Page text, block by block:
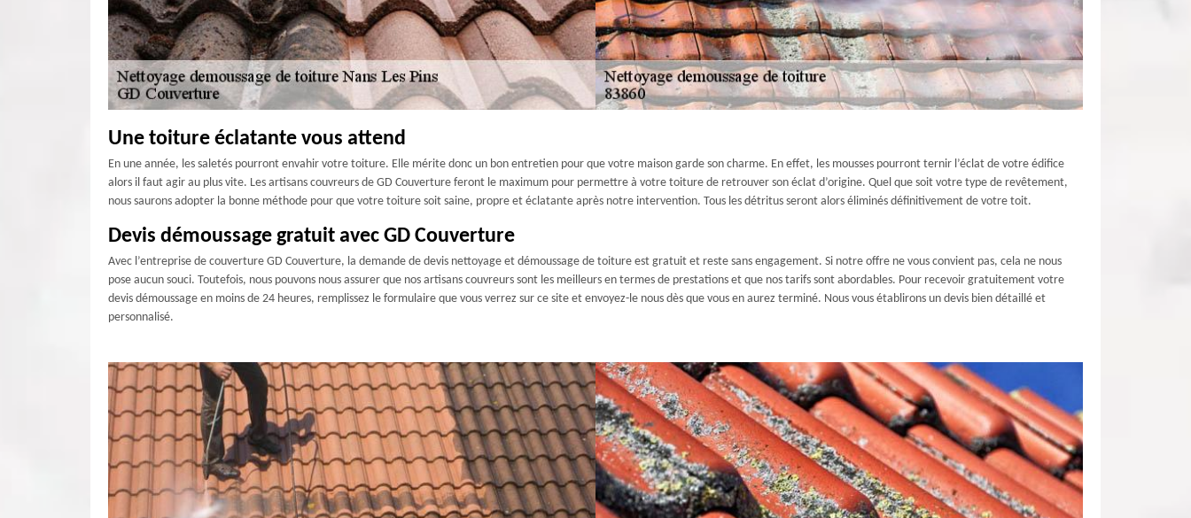
Une toiture éclatante vous attend
En une année, les saletés pourront envahir votre toiture. Elle mérite donc un bon entretien pour que votre maison garde son charme. En effet, les mousses pourront ternir l’éclat de votre édifice
alors il faut agir au plus vite. Les artisans couvreurs de GD Couverture feront le maximum pour permettre à votre toiture de retrouver son éclat d’origine. Quel que soit votre type de revêtement,
nous saurons adopter la bonne méthode pour que votre toiture soit saine, propre et éclatante après notre intervention. Tous les détritus seront alors éliminés définitivement de votre toit.
Devis démoussage gratuit avec GD Couverture
Avec l’entreprise de couverture GD Couverture, la demande de devis nettoyage et démoussage de toiture est gratuit et reste sans engagement. Si notre offre ne vous convient pas, cela ne nous
pose aucun souci. Toutefois, nous pouvons nous assurer que nos artisans couvreurs sont les meilleurs en termes de prestations et que nos tarifs sont abordables. Pour recevoir gratuitement votre
devis démoussage en moins de 24 heures, remplissez le formulaire que vous verrez sur ce site et envoyez-le nous dès que vous en aurez terminé. Nous vous établirons un devis bien détaillé et
personnalisé.